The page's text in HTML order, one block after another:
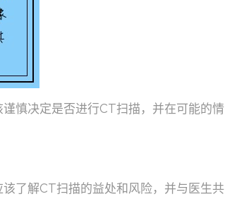
慎决定是否进行CT扫描，并在可能的情
了解CT扫描的益处和风险，并与医生共